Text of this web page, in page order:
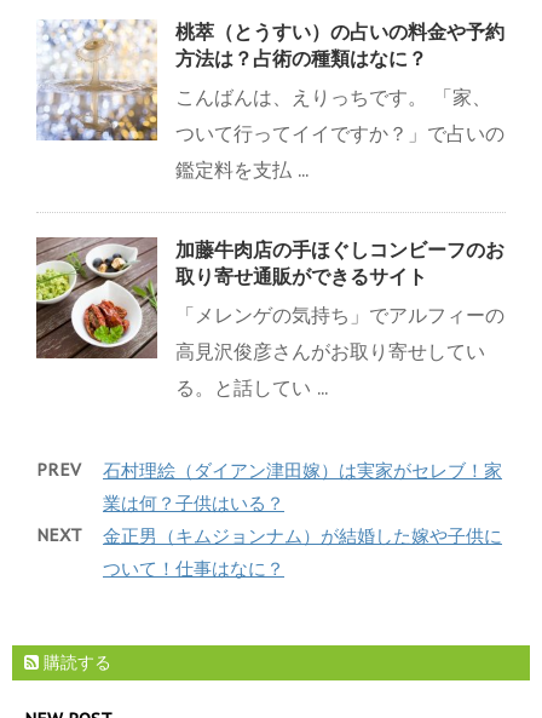
桃萃（とうすい）の占いの料金や予約
方法は？占術の種類はなに？
こんばんは、えりっちです。 「家、
ついて行ってイイですか？」で占いの
鑑定料を支払 ...
加藤牛肉店の手ほぐしコンビーフのお
取り寄せ通販ができるサイト
「メレンゲの気持ち」でアルフィーの
高見沢俊彦さんがお取り寄せしてい
る。と話してい ...
PREV
石村理絵（ダイアン津田嫁）は実家がセレブ！家
業は何？子供はいる？
NEXT
金正男（キムジョンナム）が結婚した嫁や子供に
ついて！仕事はなに？
購読する